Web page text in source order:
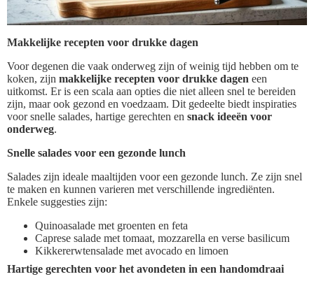
Makkelijke recepten voor drukke dagen
Voor degenen die vaak onderweg zijn of weinig tijd hebben om te
koken, zijn makkelijke recepten voor drukke dagen een
uitkomst. Er is een scala aan opties die niet alleen snel te bereiden
zijn, maar ook gezond en voedzaam. Dit gedeelte biedt inspiraties
voor snelle salades, hartige gerechten en snack ideeën voor
onderweg.
Snelle salades voor een gezonde lunch
Salades zijn ideale maaltijden voor een gezonde lunch. Ze zijn snel
te maken en kunnen varieren met verschillende ingrediënten.
Enkele suggesties zijn:
Quinoasalade met groenten en feta
Caprese salade met tomaat, mozzarella en verse basilicum
Kikkererwtensalade met avocado en limoen
Hartige gerechten voor het avondeten in een handomdraai